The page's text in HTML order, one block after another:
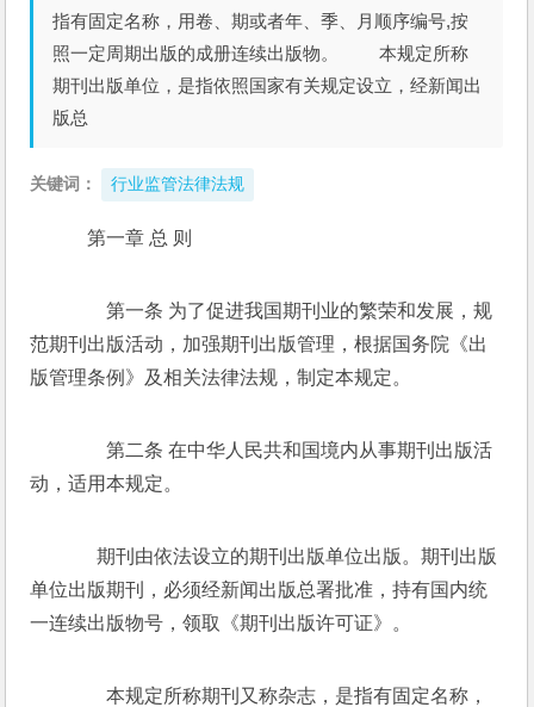
指有固定名称，用卷、期或者年、季、月顺序编号,按
照一定周期出版的成册连续出版物。 本规定所称
期刊出版单位，是指依照国家有关规定设立，经新闻出
版总
关键词： 行业监管法律法规
第一章 总 则
第一条 为了促进我国期刊业的繁荣和发展，规
范期刊出版活动，加强期刊出版管理，根据国务院《出
版管理条例》及相关法律法规，制定本规定。
第二条 在中华人民共和国境内从事期刊出版活
动，适用本规定。
期刊由依法设立的期刊出版单位出版。期刊出版
单位出版期刊，必须经新闻出版总署批准，持有国内统
一连续出版物号，领取《期刊出版许可证》。
本规定所称期刊又称杂志，是指有固定名称，